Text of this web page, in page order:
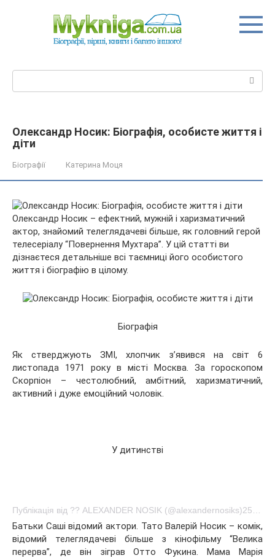
Олександр Носик: Біографія, особисте життя і
діти
Біографії Катерина Моця
Олександр Носик – ефектний, мужній і харизматичний
актор, знайомий телеглядачеві більше, як головний герой
телесеріалу “Повернення Мухтара”. У цій статті ви
дізнаєтеся детальніше всі таємниці його особистого
життя і біографію в цілому.
Біографія
Як стверджують ЗМІ, хлопчик з’явився на світ 6
листопада 1971 року в місті Москва. За гороскопом
Скорпіон – честолюбний, амбітний, харизматичний,
активний і дуже емоційний чоловік.
У дитинстві
Батьки Саші відомий актори. Тато Валерій Носик – комік,
відомий телеглядачеві більше з кінофільму “Велика
перерва”, де він зіграв Отто Фукина. Мама Марія